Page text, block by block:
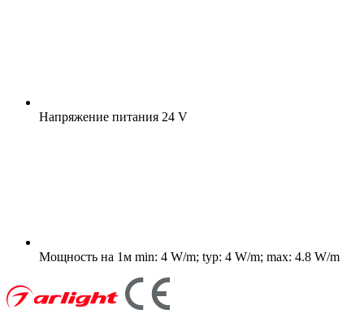
Напряжение питания 24 V
Мощность на 1м min: 4 W/m; typ: 4 W/m; max: 4.8 W/m